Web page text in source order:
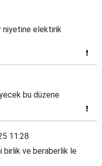
niyetine elektirik
bu düzene
11:28
birlik ve beraberlik le